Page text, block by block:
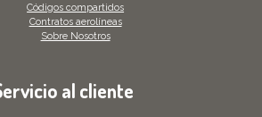
Códigos compartidos
Contratos aerolíneas
Sobre Nosotros
al cliente